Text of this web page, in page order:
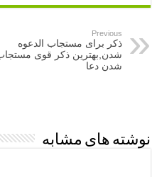
Previous
ذکر برای مستجاب الدعوه
شدن,بهترین ذکر قوی
شدن دعا
نوشته های مشابه